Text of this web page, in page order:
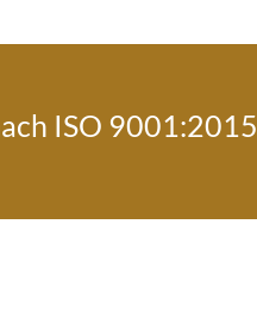
ISO 9001:2015